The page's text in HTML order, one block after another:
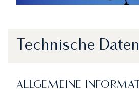
Technische Daten
ALLGEMEINE